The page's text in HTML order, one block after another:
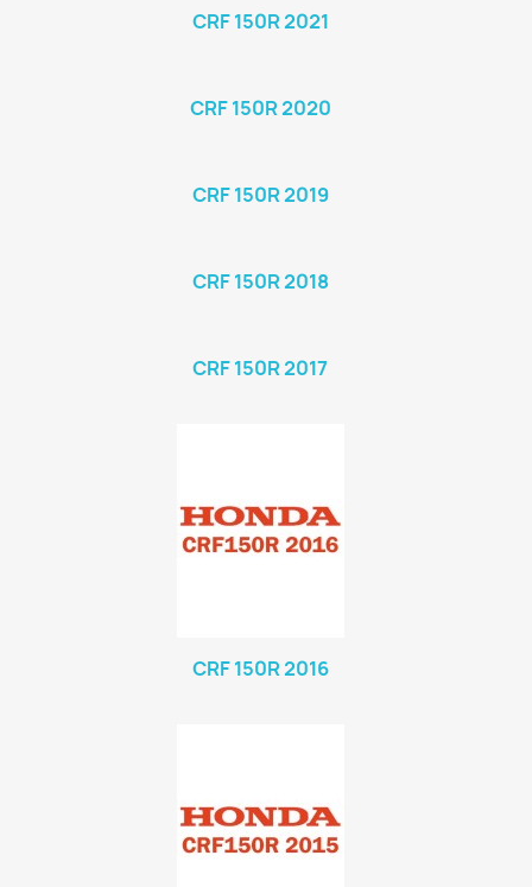
CRF 150R 2021
CRF 150R 2020
CRF 150R 2019
CRF 150R 2018
CRF 150R 2017
CRF 150R 2016